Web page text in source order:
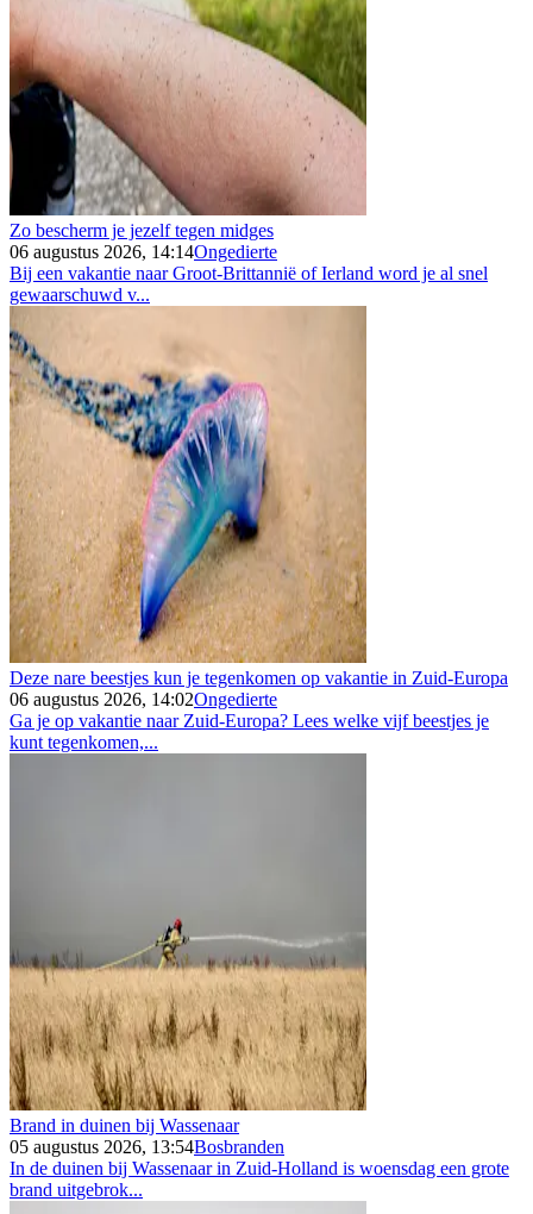
Zo bescherm je jezelf tegen midges
06 augustus 2026, 14:14Ongedierte
Bij een vakantie naar Groot-Brittannië of Ierland word je al snel
gewaarschuwd v...
Deze nare beestjes kun je tegenkomen op vakantie in Zuid-Europa
06 augustus 2026, 14:02Ongedierte
Ga je op vakantie naar Zuid-Europa? Lees welke vijf beestjes je
kunt tegenkomen,...
Brand in duinen bij Wassenaar
05 augustus 2026, 13:54Bosbranden
In de duinen bij Wassenaar in Zuid-Holland is woensdag een grote
brand uitgebrok...